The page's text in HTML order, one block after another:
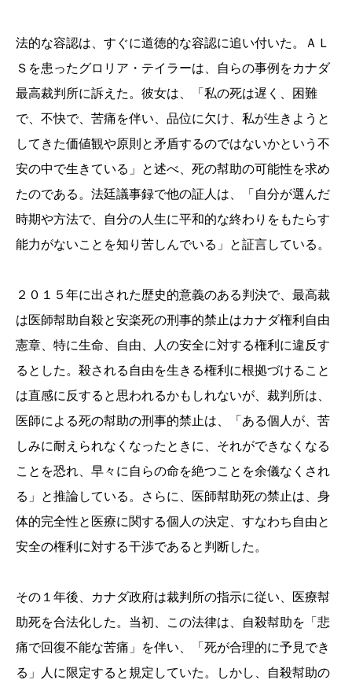
法的な容認は、すぐに道徳的な容認に追い付いた。ＡＬ
Ｓを患ったグロリア・テイラーは、自らの事例をカナダ
最高裁判所に訴えた。彼女は、「私の死は遅く、困難
で、不快で、苦痛を伴い、品位に欠け、私が生きようと
してきた価値観や原則と矛盾するのではないかという不
安の中で生きている」と述べ、死の幇助の可能性を求め
たのである。法廷議事録で他の証人は、「自分が選んだ
時期や方法で、自分の人生に平和的な終わりをもたらす
能力がないことを知り苦しんでいる」と証言している。
２０１５年に出された歴史的意義のある判決で、最高裁
は医師幇助自殺と安楽死の刑事的禁止はカナダ権利自由
憲章、特に生命、自由、人の安全に対する権利に違反す
るとした。殺される自由を生きる権利に根拠づけること
は直感に反すると思われるかもしれないが、裁判所は、
医師による死の幇助の刑事的禁止は、「ある個人が、苦
しみに耐えられなくなったときに、それができなくなる
ことを恐れ、早々に自らの命を絶つことを余儀なくされ
る」と推論している。さらに、医師幇助死の禁止は、身
体的完全性と医療に関する個人の決定、すなわち自由と
安全の権利に対する干渉であると判断した。
その１年後、カナダ政府は裁判所の指示に従い、医療幇
助死を合法化した。当初、この法律は、自殺幇助を「悲
痛で回復不能な苦痛」を伴い、「死が合理的に予見でき
る」人に限定すると規定していた。しかし、自殺幇助の